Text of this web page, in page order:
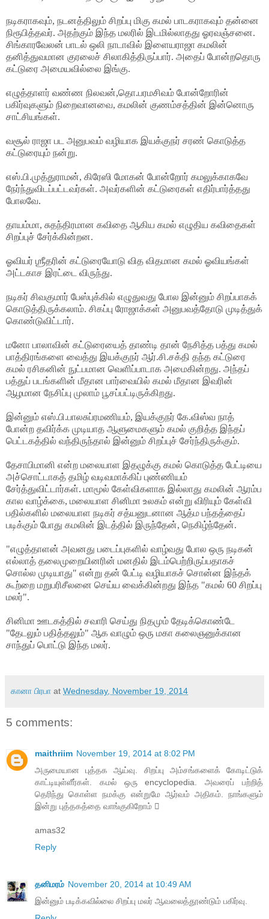
நடிகராகவும், நடனத்திலும் சிறப்பு மிகு கமல் பாடகராகவும் தன்னை
நிரூபித்தவர். அதற்கும் இந்த மலரில் இடமில்லாதது ஓரவஞ்சனை.
சிங்காரவேலன் பாடல் ஒலி நாடாவில் இளையராஜா கமலின்
தனித்துவமான குரலைச் சிலாகித்திருப்பார். அதைப் போன்றதொரு
கட்டுரை அமையவில்லை இங்கு.
எழுத்தாளர் வண்ண நிலவன்,தொ.பரமசிவம் போன்றோரின்
பகிர்வுகளும் நிறைவானவை, கமலின் குணம்சத்தின் இன்னொரு
சாட்சியங்கள்.
வசூல் ராஜா பட அனுபவம் வழியாக இயக்குநர் சரண் கொடுத்த
கட்டுரையும் நன்று.
எஸ்.பி.முத்துராமன், கிரேஸி மோகன் போன்றோர் கமலுக்காகவே
நேர்ந்துவிடப்பட்டவர்கள். அவர்களின் கட்டுரைகள் எதிர்பார்த்தது
போலவே.
தாயம்மா, சுதந்திரமான கவிதை ஆகிய கமல் எழுதிய கவிதைகள்
சிறப்புச் சேர்க்கின்றன.
ஓவியர் ஶ்ரீதரின் கட்டுரையோடு வித விதமான கமல் ஓவியங்கள்
அட்டகாச இரட்டை விருந்து.
நடிகர் சிவகுமார் பேஸ்புக்கில் எழுதுவது போல இன்னும் சிறப்பாகக்
கொடுத்திருக்கலாம். சிகப்பு ரோஜாக்கள் அனுபவத்தோடு முடித்துக்
கொண்டுவிட்டார்.
மனோ பாலாவின் கட்டுரையைத் தாண்டி தான் நேசித்த பத்து கமல்
பாத்திரங்களை வைத்து இயக்குநர் ஆர்.சி.சக்தி தந்த கட்டுரை
கமல் ரசிகனின் நுட்பமான வெளிப்பாடாக அமைகின்றது. அந்தப்
பத்துப் படங்களின் மீதான பார்வையில் கமல் மீதான இவரின்
ஆழமான நேசிப்பு முலாம் பூசப்பட்டிருக்கிறது.
இன்னும் எஸ்.பி.பாலசுப்ரமணியம், இயக்குநர் கே.விஸ்வ நாத்
போன்ற தவிர்க்க முடியாத ஆளுமைகளும் கமல் குறித்த இந்தப்
பெட்டகத்தில் வந்திருந்தால் இன்னும் சிறப்புச் சேர்ந்திருக்கும்.
தேசாபிமானி என்ற மலையாள இதழுக்கு கமல் கொடுத்த பேட்டியை
அச்சொட்டாகத் தமிழ் வடிவமாக்கிப் புண்ணியம்
சேர்த்துவிட்டார்கள். மாமூல் கேள்விகளாக இல்லாது கமலின் ஆரம்ப
கால வாழ்க்கை, மலையாள சினிமா உலகம் என்று விரியும் கேள்வி
பதில்களில் மலையாள நடிகர் சத்யனுடனான ஆத்ம பந்தத்தைப்
படிக்கும் போது கமலின் இடத்தில் இருந்தேன், நெகிழ்ந்தேன்.
"எழுத்தாளன் அவனது படைப்புகளில் வாழ்வது போல ஒரு நடிகன்
எல்லாத் தலைமுறையினரின் மனதில் இடம்பெற்றிருப்பதாகச்
சொல்ல முடியாது" என்று தன் பேட்டி வழியாகச் சொன்ன இந்தக்
கூற்றை மறுபரிசீலனை செய்ய வைக்கின்றது இந்த "கமல் 60 சிறப்பு
மலர்".
சினிமா ஊடகத்தில் சவாரி செய்து நிதமும் தேடிக்கொண்டே
"தேடலும் பதித்தலும்" ஆக வாழும் ஒரு மகா கலைஞனுக்கான
சாந்துப் பொட்டு இந்த மலர்.
கானா பிரபா at Wednesday, November 19, 2014
5 comments:
maithriim November 19, 2014 at 8:02 PM
அருமையான புத்தக ஆய்வு. சிறப்பு அம்சங்களைக் கோடிட்டுக்
காட்டியுள்ளீர்கள். கமல் ஒரு encyclopedia. அவரைப் பற்றித்
தெரிந்து கொள்ள நமக்கு என்றுமே ஆர்வம் அதிகம். நாங்களும்
இன்று புத்தகத்தை வாங்குகிறோம் 
amas32
Reply
தனிமரம் November 20, 2014 at 10:49 AM
இன்னும் படிக்கவில்லை சிறப்பு மலர் ஆவலைத்தூண்டும் பகிர்வு.